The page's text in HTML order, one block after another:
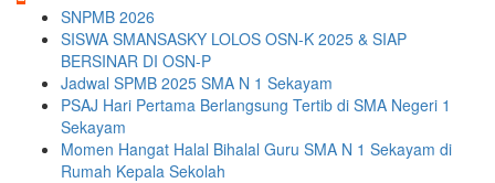
SNPMB 2026
SISWA SMANSASKY LOLOS OSN-K 2025 & SIAP
BERSINAR DI OSN-P
Jadwal SPMB 2025 SMA N 1 Sekayam
PSAJ Hari Pertama Berlangsung Tertib di SMA Negeri 1
Sekayam
Momen Hangat Halal Bihalal Guru SMA N 1 Sekayam di
Rumah Kepala Sekolah